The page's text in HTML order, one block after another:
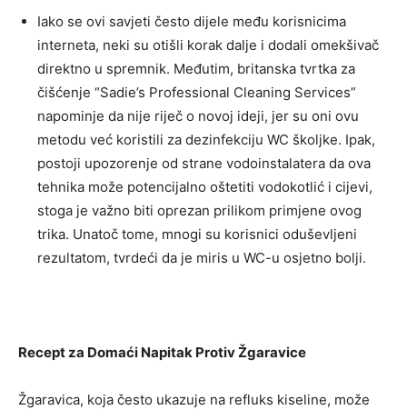
Iako se ovi savjeti često dijele među korisnicima
interneta, neki su otišli korak dalje i dodali omekšivač
direktno u spremnik. Međutim, britanska tvrtka za
čišćenje “Sadie’s Professional Cleaning Services”
napominje da nije riječ o novoj ideji, jer su oni ovu
metodu već koristili za dezinfekciju WC školjke. Ipak,
postoji upozorenje od strane vodoinstalatera da ova
tehnika može potencijalno oštetiti vodokotlić i cijevi,
stoga je važno biti oprezan prilikom primjene ovog
trika. Unatoč tome, mnogi su korisnici oduševljeni
rezultatom, tvrdeći da je miris u WC-u osjetno bolji.
Recept za Domaći Napitak Protiv Žgaravice
Žgaravica, koja često ukazuje na refluks kiseline, može